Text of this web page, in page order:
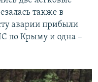
также в
аварии прибыли
по Крыму и одна –